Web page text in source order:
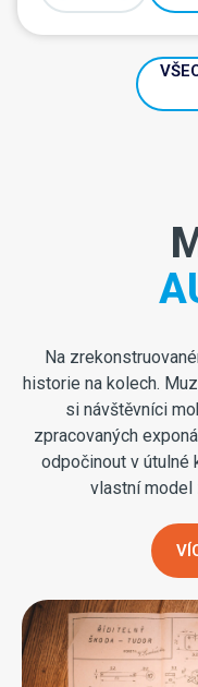
Na
historie na kolech.
si návštěvníci
zpracovaných
odpočinout v útulné
vlastní model